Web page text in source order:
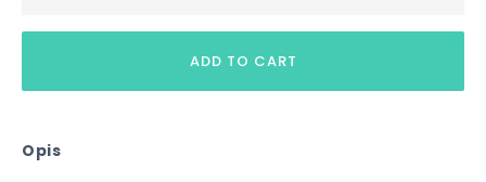
Opis